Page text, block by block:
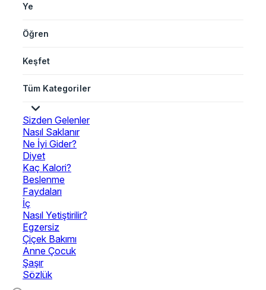
Ye
Öğren
Keşfet
Tüm Kategoriler
Sizden Gelenler
Nasıl Saklanır
Ne İyi Gider?
Diyet
Kaç Kalori?
Beslenme
Faydaları
İç
Nasıl Yetiştirilir?
Egzersiz
Çiçek Bakımı
Anne Çocuk
Şaşır
Sözlük